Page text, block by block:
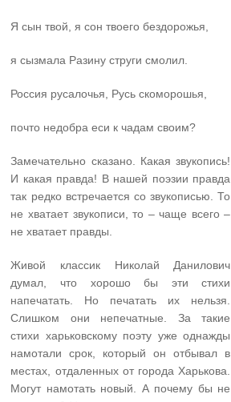
Я сын твой, я сон твоего бездорожья,
я сызмала Разину струги смолил.
Россия русалочья, Русь скоморошья,
почто недобра еси к чадам своим?
Замечательно сказано. Какая звукопись!
И какая правда! В нашей поэзии правда
так редко встречается со звукописью. То
не хватает звукописи, то – чаще всего –
не хватает правды.
Живой классик Николай Данилович
думал, что хорошо бы эти стихи
напечатать. Но печатать их нельзя.
Слишком они непечатные. За такие
стихи харьковскому поэту уже однажды
намотали срок, который он отбывал в
местах, отдаленных от города Харькова.
Могут намотать новый. А почему бы не